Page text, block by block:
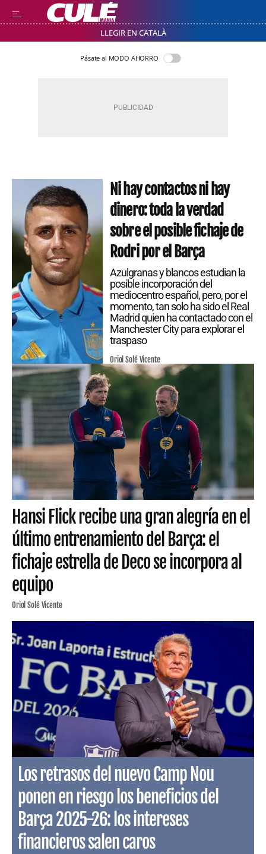
LLEGIR EN CATALÀ
Pásate al MODO AHORRO
Ni hay contactos ni hay
dinero: toda la verdad
sobre el posible fichaje de
Rodri por el Barça
Azulgranas y blancos estudian la
posible incorporación del
mediocentro español, pero, por el
momento, tan solo ha sido el Real
Madrid quien ha contactado con el
Manchester City para explorar el
traspaso
Oriol Solé Vicente
Hansi Flick recibe una gran alegría en el
último entrenamiento del Barça: el
fichaje estrella de Deco se incorpora al
equipo
Oriol Solé Vicente
Los retrasos del nuevo Camp Nou
ponen en riesgo los beneficios del
Barça 2025-26: los intereses
financieros salen caros